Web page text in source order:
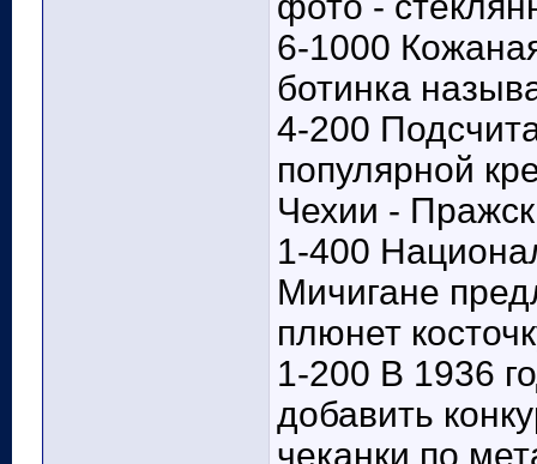
6-1000
ботинка
4-200
популярной
Чехии -
1-400
Мичигане
плюнет
1-200 В 1936
добавить
чеканки по